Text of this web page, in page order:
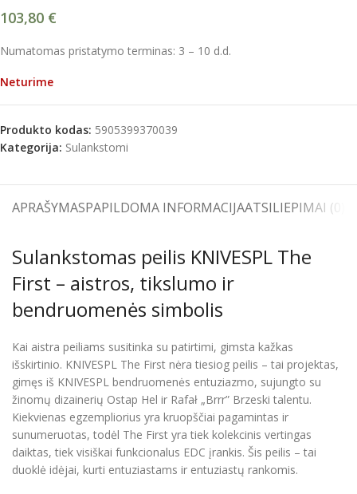
103,80 €
Numatomas pristatymo terminas: 3 – 10 d.d.
Neturime
Produkto kodas: 5905399370039
Kategorija: Sulankstomi
APRAŠYMASPAPILDOMA INFORMACIJAATSILIEPIMAI (0)
Sulankstomas peilis KNIVESPL The
First – aistros, tikslumo ir
bendruomenės simbolis
Kai aistra peiliams susitinka su patirtimi, gimsta kažkas
išskirtinio. KNIVESPL The First nėra tiesiog peilis – tai projektas,
gimęs iš KNIVESPL bendruomenės entuziazmo, sujungto su
žinomų dizainerių Ostap Hel ir Rafał „Brrr” Brzeski talentu.
Kiekvienas egzempliorius yra kruopščiai pagamintas ir
sunumeruotas, todėl The First yra tiek kolekcinis vertingas
daiktas, tiek visiškai funkcionalus EDC įrankis. Šis peilis – tai
duoklė idėjai, kurti entuziastams ir entuziastų rankomis.